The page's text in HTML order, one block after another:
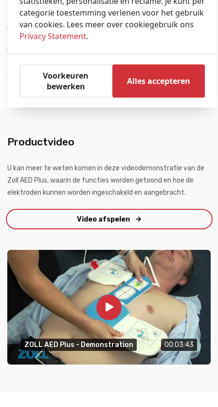
Betrouwbare verzending
U kunt dit product direct inonze webshopbestellen.
U wilt een AED kopen, maar weet niet zeker welke? Neem dan
zekercontactmet ons op. Wij kunnen u adviseren wat de beste
optie is voor uw budget, gewenste eigenschappen en situatie.
Productvideo
U kan meer te weten komen in deze videodemonstratie van de
Zoll AED Plus, waarin de functies worden getoond en hoe de
elektroden kunnen worden ingeschakeld en aangebracht.
Video afspelen
ZOLL AED Plus - Demonstration 00:03:43
categorie toestemming verlenen voor het gebruik
van cookies. Lees meer over cookiegebruik ons
Privacy Statement.
Voorkeuren
bewerken
Alles accepteren